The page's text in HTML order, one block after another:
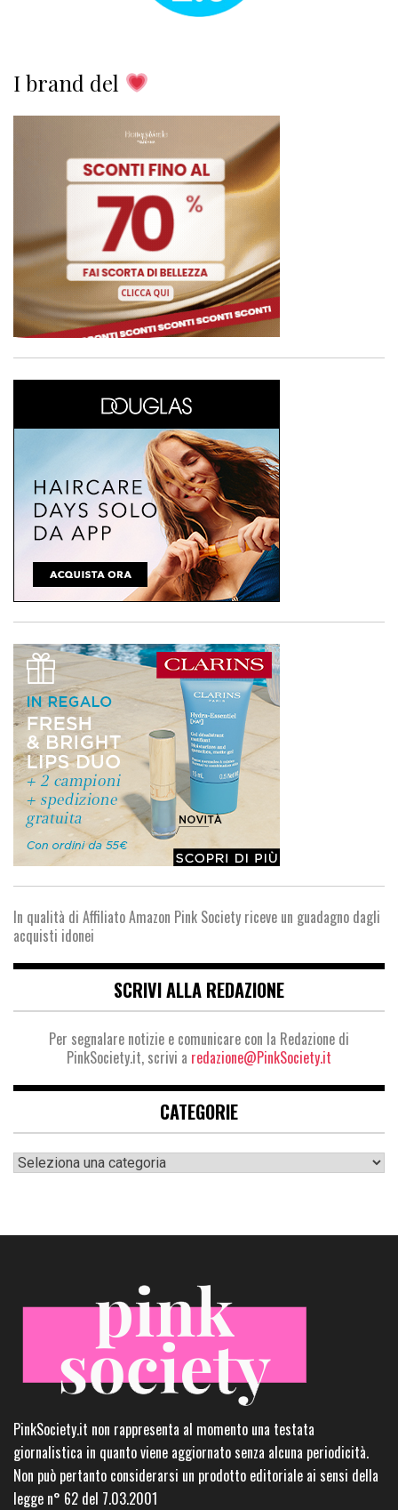
I brand del
In qualità di Affiliato Amazon Pink Society riceve un guadagno dagli
acquisti idonei
SCRIVI ALLA REDAZIONE
Per segnalare notizie e comunicare con la Redazione di
PinkSociety.it, scrivi a redazione@PinkSociety.it
CATEGORIE
Categorie
PinkSociety.it non rappresenta al momento una testata
giornalistica in quanto viene aggiornato senza alcuna periodicità.
Non può pertanto considerarsi un prodotto editoriale ai sensi della
legge n° 62 del 7.03.2001